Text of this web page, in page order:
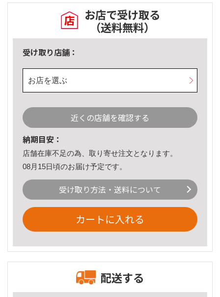
お店で受け取る
（送料無料）
受け取り店舗：
お店を選ぶ
近くの店舗を確認する
納期目安：
店舗在庫不足の為、取り寄せ注文となります。
08月15日頃のお届け予定です。
受け取り方法・送料について
カートに入れる
配送する